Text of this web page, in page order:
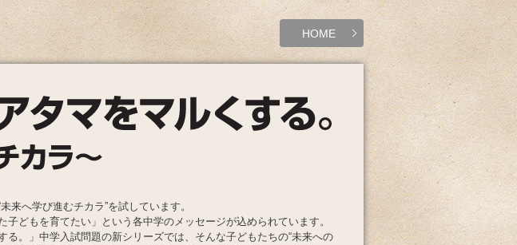
HOME
来へ学び進むチカラ”を試しています。
子どもを育てたい」という各中学のメッセージが込められています。
る。」中学入試問題の新シリーズでは、そんな子どもたちの“未来への